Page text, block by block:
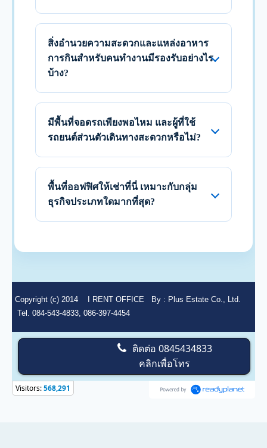
สิ่งอำนวยความสะดวกและแหล่งอาหาร
การกินสำหรับคนทำงานมีรองรับอย่างไร
บ้าง?
มีพื้นที่จอดรถเพียงพอไหม และผู้ที่ใช้
รถยนต์ส่วนตัวเดินทางสะดวกหรือไม่?
พื้นที่ออฟฟิศให้เช่าที่นี่ เหมาะกับกลุ่ม
ธุรกิจประเภทใดมากที่สุด?
Copyright (c) 2014 I RENT OFFICE By : Plus Estate Co., Ltd.
Tel. 084-543-4833, 086-397-4454
ติดต่อ 0845434833
คลิกเพื่อโทร
Visitors:568,291